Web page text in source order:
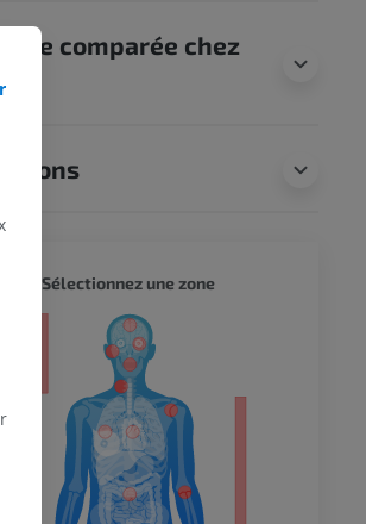
comparée chez
Sélectionnez une zone